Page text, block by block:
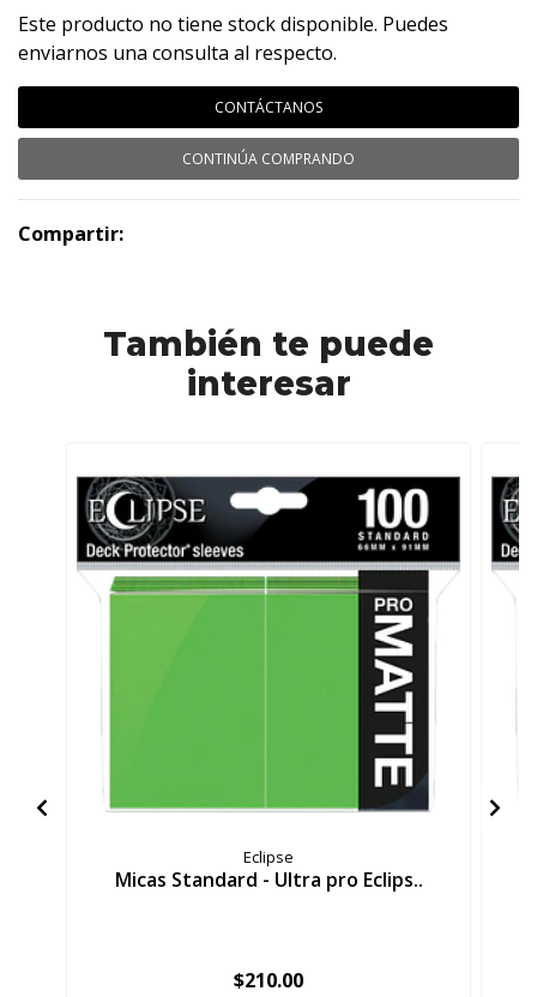
Este producto no tiene stock disponible. Puedes
enviarnos una consulta al respecto.
CONTÁCTANOS
CONTINÚA COMPRANDO
Compartir:
También te puede
interesar
Eclipse
Micas Standard - Ultra pro Eclips..
$210.00